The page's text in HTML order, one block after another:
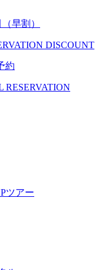
早割）
DISCOUNT
約
RESERVATION
ツアー